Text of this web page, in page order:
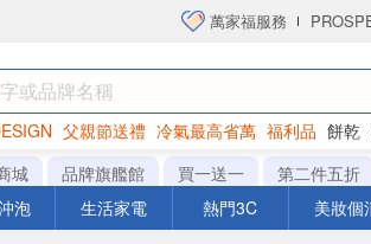
萬家福服務
父親節送禮 冷氣最高省萬 福利品 餅乾
苔 洋芋片
城 品牌旗艦館 買一送一 第二件五折
泡 生活家電 熱門3C 美妝個